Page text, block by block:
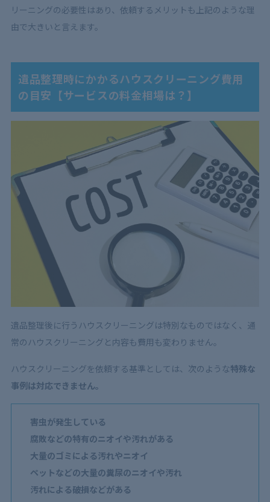
リーニングの必要性はあり、依頼するメリットも上記のような理
由で大きいと言えます。
遺品整理時にかかるハウスクリーニング費用
の目安【サービスの料金相場は？】
遺品整理後に行うハウスクリーニングは特別なものではなく、通
常のハウスクリーニングと内容も費用も変わりません。
ハウスクリーニングを依頼する基準としては、次のような特殊な
事例は対応できません。
害虫が発生している
腐敗などの特有のニオイや汚れがある
大量のゴミによる汚れやニオイ
ペットなどの大量の糞尿のニオイや汚れ
汚れによる破損などがある